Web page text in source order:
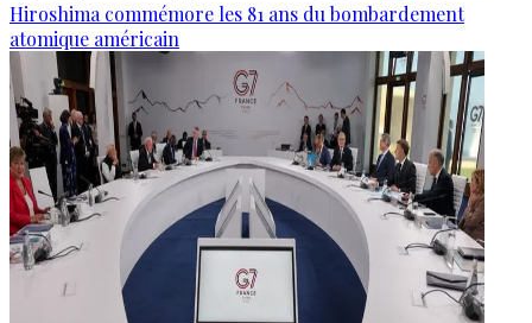
Hiroshima commémore les 81 ans du bombardement
atomique américain